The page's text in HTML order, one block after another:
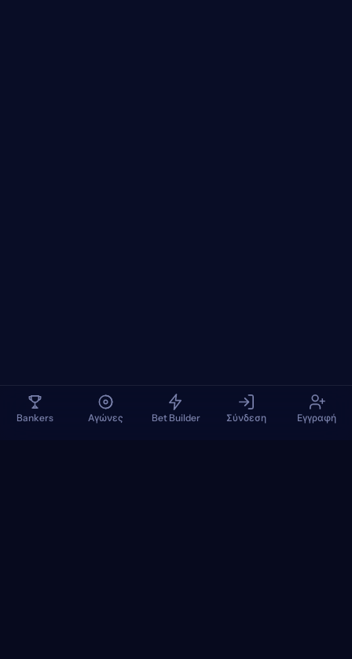
Bankers Αγώνες Bet Builder Σύνδεση Εγγραφή